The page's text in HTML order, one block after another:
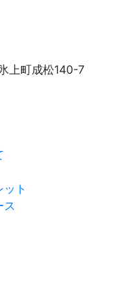
上町成松140-7
ト
ス